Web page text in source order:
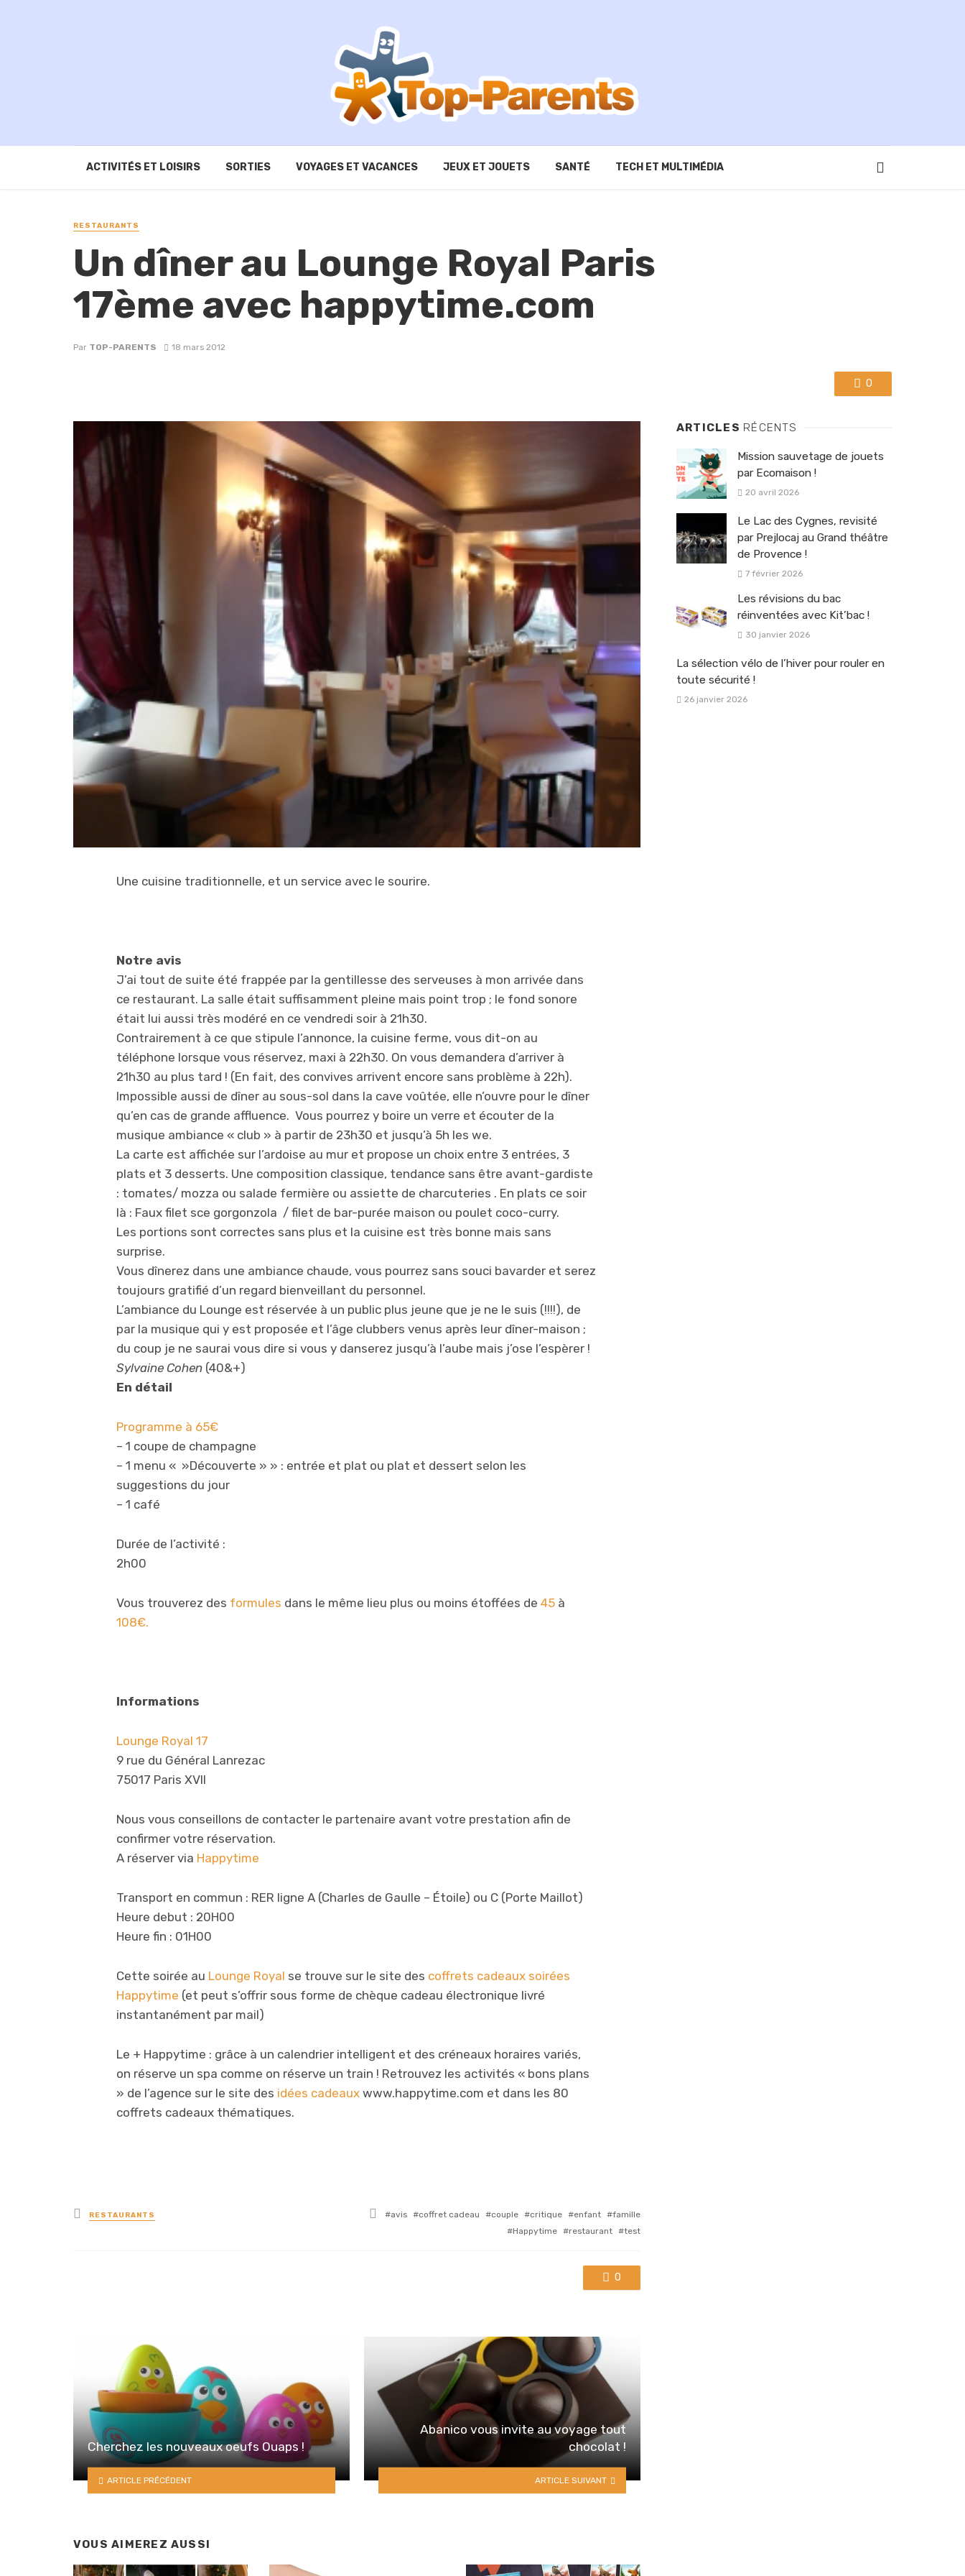
ACTIVITÉS ET LOISIRS SORTIES VOYAGES ET VACANCES JEUX ET JOUETS SANTÉ TECH ET MULTIMÉDIA
RESTAURANTS
Un dîner au Lounge Royal Paris
17ème avec happytime.com
Par TOP-PARENTS 18 mars 2012
0
Une cuisine traditionnelle, et un service avec le sourire.
Notre avis
J’ai tout de suite été frappée par la gentillesse des serveuses à mon arrivée dans
ce restaurant. La salle était suffisamment pleine mais point trop ; le fond sonore
était lui aussi très modéré en ce vendredi soir à 21h30.
Contrairement à ce que stipule l’annonce, la cuisine ferme, vous dit-on au
téléphone lorsque vous réservez, maxi à 22h30. On vous demandera d’arriver à
21h30 au plus tard ! (En fait, des convives arrivent encore sans problème à 22h).
Impossible aussi de dîner au sous-sol dans la cave voûtée, elle n’ouvre pour le dîner
qu’en cas de grande affluence. Vous pourrez y boire un verre et écouter de la
musique ambiance « club » à partir de 23h30 et jusqu’à 5h les we.
La carte est affichée sur l’ardoise au mur et propose un choix entre 3 entrées, 3
plats et 3 desserts. Une composition classique, tendance sans être avant-gardiste
: tomates/ mozza ou salade fermière ou assiette de charcuteries . En plats ce soir
là : Faux filet sce gorgonzola / filet de bar-purée maison ou poulet coco-curry.
Les portions sont correctes sans plus et la cuisine est très bonne mais sans
surprise.
Vous dînerez dans une ambiance chaude, vous pourrez sans souci bavarder et serez
toujours gratifié d’un regard bienveillant du personnel.
L’ambiance du Lounge est réservée à un public plus jeune que je ne le suis (!!!!), de
par la musique qui y est proposée et l’âge clubbers venus après leur dîner-maison ;
du coup je ne saurai vous dire si vous y danserez jusqu’à l’aube mais j’ose l’espèrer !
Sylvaine Cohen (40&+)
En détail
Programme à 65€
– 1 coupe de champagne
– 1 menu « »Découverte » » : entrée et plat ou plat et dessert selon les
suggestions du jour
– 1 café
Durée de l’activité :
2h00
Vous trouverez des formules dans le même lieu plus ou moins étoffées de 45 à
108€.
Informations
Lounge Royal 17
9 rue du Général Lanrezac
75017 Paris XVII
Nous vous conseillons de contacter le partenaire avant votre prestation afin de
confirmer votre réservation.
A réserver via Happytime
Transport en commun : RER ligne A (Charles de Gaulle – Étoile) ou C (Porte Maillot)
Heure debut : 20H00
Heure fin : 01H00
Cette soirée au Lounge Royal se trouve sur le site des coffrets cadeaux soirées
Happytime (et peut s’offrir sous forme de chèque cadeau électronique livré
instantanément par mail)
Le + Happytime : grâce à un calendrier intelligent et des créneaux horaires variés,
on réserve un spa comme on réserve un train ! Retrouvez les activités « bons plans
» de l’agence sur le site des idées cadeaux www.happytime.com et dans les 80
coffrets cadeaux thématiques.
Posted
in
RESTAURANTS
Tagged
avis coffret cadeau couple critique enfant
famille
Happytime
restaurant test
0
Cherchez les nouveaux oeufs Ouaps !
ARTICLE PRÉCÉDENT
Abanico vous invite au voyage tout
chocolat !
ARTICLE SUIVANT
VOUS AIMEREZ AUSSI
ARTICLES RÉCENTS
Mission sauvetage de jouets
par Ecomaison !
20 avril 2026
Le Lac des Cygnes, revisité
par Prejlocaj au Grand théâtre
de Provence !
7 février 2026
Les révisions du bac
réinventées avec Kit’bac !
30 janvier 2026
La sélection vélo de l’hiver pour rouler en
toute sécurité !
26 janvier 2026